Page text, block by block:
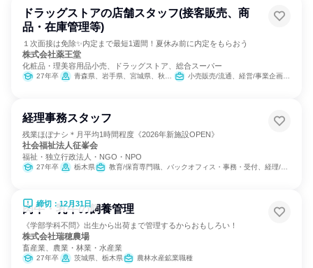
ドラッグストアの店舗スタッフ(接客販売、商
品・在庫管理等)
１次面接は免除✨内定まで最短1週間！夏休み前に内定をもらおう
株式会社薬王堂
化粧品・理美容用品小売、ドラッグストア、総合スーパー
27年卒 青森県、岩手県、宮城県、秋田県、山形県、福島県、茨城県、栃木県 小売販売/流通、経営/事業企画、医薬品専門職
経理事務スタッフ
残業ほぼナシ＊月平均1時間程度《2026年新施設OPEN》
社会福祉法人征峯会
福祉・独立行政法人・NGO・NPO
27年卒 栃木県 教育/保育専門職、バックオフィス・事務・受付、経理/税務/財務
締切：12月31日
肉牛・乳牛の飼養管理
《学部学科不問》出生から出荷まで管理するからおもしろい！
株式会社瑞穂農場
畜産業、農業・林業・水産業
27年卒 茨城県、栃木県 農林水産鉱業職種